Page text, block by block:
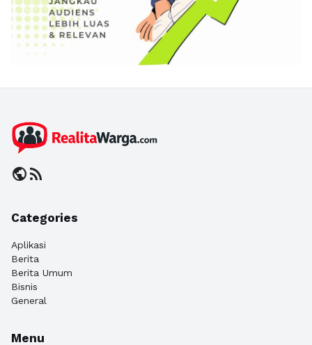
publicrss_feed
Categories
Aplikasi
Berita
Berita Umum
Bisnis
General
Menu